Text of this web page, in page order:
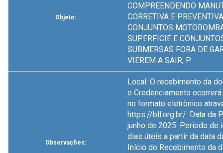
Objeto:
COMPREENDENDO
CORRETIVA E
CONJUNTOS
SUPERFÍCIE E
SUBMERSAS FORA DE
VIEREM A SAIR, P
Observações:
Local: O recebimento da
o Credenciamento
no formato eletrônico
https://bll.org.br/. Data da
junho de 2025. Período de
dias úteis a partir da data
Início do Recebimento da